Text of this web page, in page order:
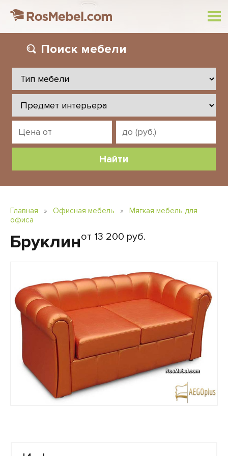
Поиск мебели
Главная » Офисная мебель »
Мягкая мебель для
офиса
Бруклинот 13 200 руб.